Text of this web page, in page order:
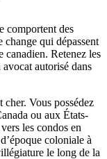
comportent des
qui dépassent
canadien. Retenez les
autorisé dans
cher. Vous possédez
ou aux États-
les condos en
coloniale à
le long de la